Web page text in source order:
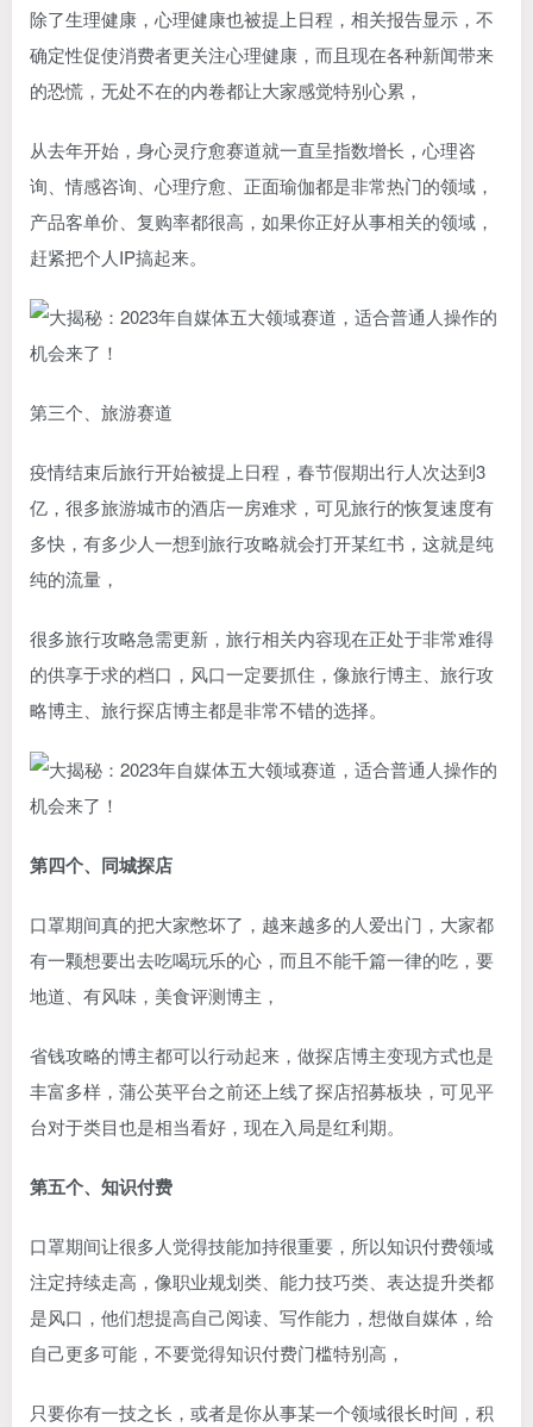
除了生理健康，心理健康也被提上日程，相关报告显示，不
确定性促使消费者更关注心理健康，而且现在各种新闻带来
的恐慌，无处不在的内卷都让大家感觉特别心累，
从去年开始，身心灵疗愈赛道就一直呈指数增长，心理咨
询、情感咨询、心理疗愈、正面瑜伽都是非常热门的领域，
产品客单价、复购率都很高，如果你正好从事相关的领域，
赶紧把个人IP搞起来。
第三个、旅游赛道
疫情结束后旅行开始被提上日程，春节假期出行人次达到3
亿，很多旅游城市的酒店一房难求，可见旅行的恢复速度有
多快，有多少人一想到旅行攻略就会打开某红书，这就是纯
纯的流量，
很多旅行攻略急需更新，旅行相关内容现在正处于非常难得
的供享于求的档口，风口一定要抓住，像旅行博主、旅行攻
略博主、旅行探店博主都是非常不错的选择。
第四个、同城探店
口罩期间真的把大家憋坏了，越来越多的人爱出门，大家都
有一颗想要出去吃喝玩乐的心，而且不能千篇一律的吃，要
地道、有风味，美食评测博主，
省钱攻略的博主都可以行动起来，做探店博主变现方式也是
丰富多样，蒲公英平台之前还上线了探店招募板块，可见平
台对于类目也是相当看好，现在入局是红利期。
第五个、知识付费
口罩期间让很多人觉得技能加持很重要，所以知识付费领域
注定持续走高，像职业规划类、能力技巧类、表达提升类都
是风口，他们想提高自己阅读、写作能力，想做自媒体，给
自己更多可能，不要觉得知识付费门槛特别高，
只要你有一技之长，或者是你从事某一个领域很长时间，积